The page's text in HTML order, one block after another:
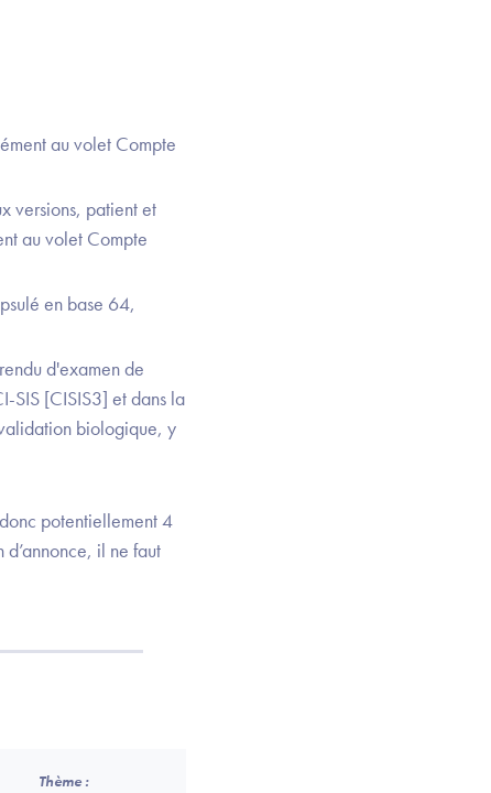
au volet Compte
versions, patient et
au volet Compte
en base 64,
d'examen de
SIS [CISIS3] et dans la
biologique, y
potentiellement 4
il ne faut
Thème :